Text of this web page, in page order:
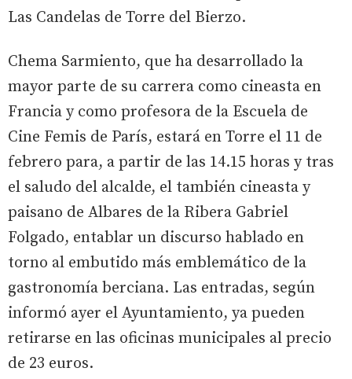
Las Candelas de Torre del Bierzo.
Chema Sarmiento, que ha desarrollado la
mayor parte de su carrera como cineasta en
Francia y como profesora de la Escuela de
Cine Femis de París, estará en Torre el 11 de
febrero para, a partir de las 14.15 horas y tras
el saludo del alcalde, el también cineasta y
paisano de Albares de la Ribera Gabriel
Folgado, entablar un discurso hablado en
torno al embutido más emblemático de la
gastronomía berciana. Las entradas, según
informó ayer el Ayuntamiento, ya pueden
retirarse en las oficinas municipales al precio
de 23 euros.